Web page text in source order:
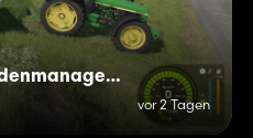
Realistisches Wasser- und Bodenmanagement (RWSM)
vor 2 Tagen